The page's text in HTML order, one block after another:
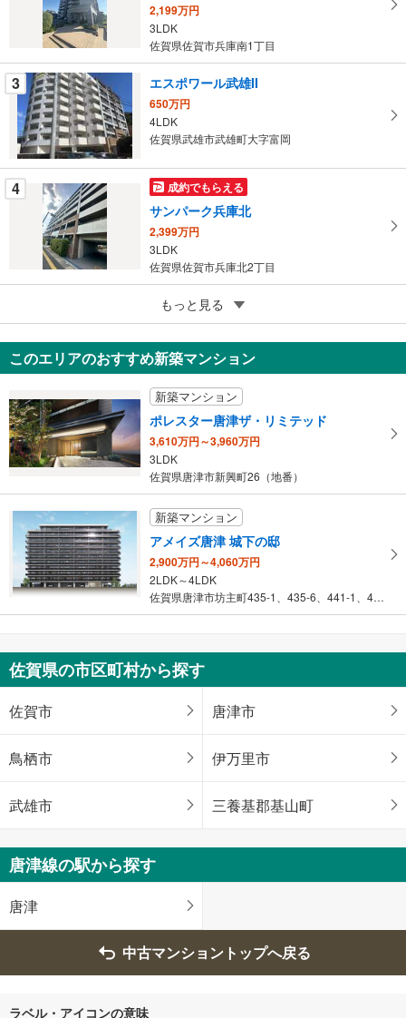
ー
ジ
保
存
す
る
2,199万円
3LDK
佐賀県佐賀市兵庫南1丁目
3 エスポワール武雄II
650万円
4LDK
佐賀県武雄市武雄町大字富岡
4 成約でもらえる
サンパーク兵庫北
2,399万円
3LDK
佐賀県佐賀市兵庫北2丁目
成約でもらえる
エスポワールマンション伊万里II 502
1,699万円
3LDK
もっと見る
このエリアのおすすめ新築マンション
新築マンション
ポレスター唐津ザ・リミテッド
3,610万円～3,960万円
3LDK
佐賀県唐津市新興町26（地番）
新築マンション
アメイズ唐津 城下の邸
2,900万円～4,060万円
2LDK～4LDK
佐賀県唐津市坊主町435-1、435-6、441-1、444-1…
佐賀県の市区町村から探す
佐賀市 唐津市
鳥栖市 伊万里市
武雄市 三養基郡基山町
唐津線の駅から探す
唐津
中古マンショントップへ戻る
ラベル・アイコンの意味